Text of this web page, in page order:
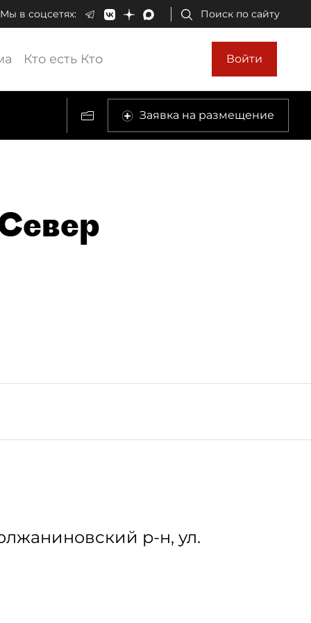
Мы в соцсетях: Поиск по сайту
Кто есть Кто Войти
Заявка на размещение
р-н, ул.